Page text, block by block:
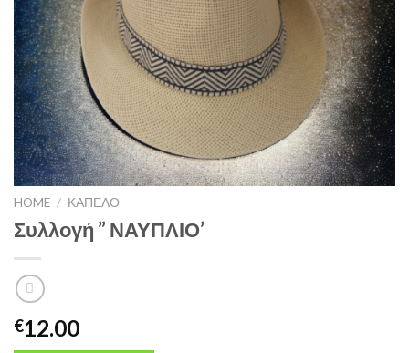
HOME / ΚΑΠΕΛΟ
Συλλογή ” ΝΑΥΠΛΙΟ’
€12.00